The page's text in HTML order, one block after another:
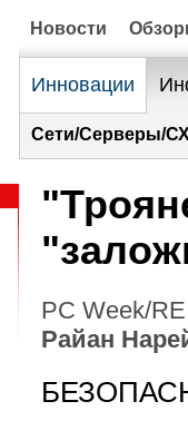
Новости
Инновации
Сети/Серверы/
PC Week/
Райан